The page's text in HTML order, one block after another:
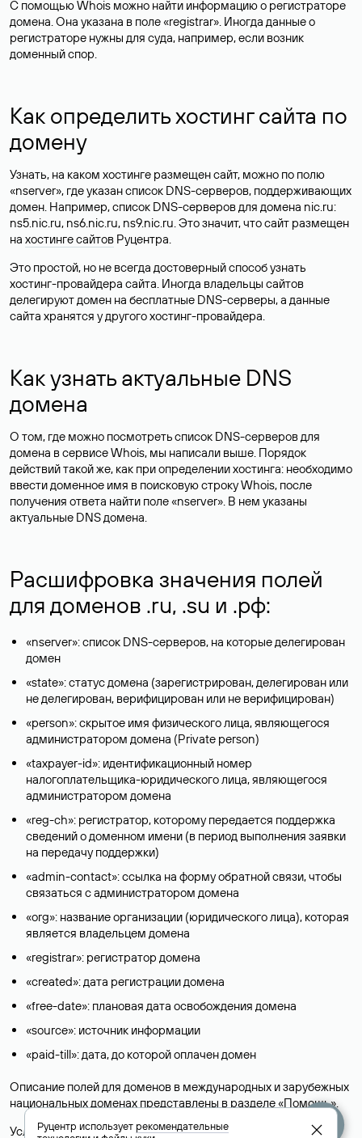
С помощью Whois можно найти информацию о регистраторе
домена. Она указана в поле «registrar». Иногда данные о
регистраторе нужны для суда, например, если возник
доменный спор.
Как определить хостинг сайта по
домену
Узнать, на каком хостинге размещен сайт, можно по полю
«nserver», где указан список DNS-серверов, поддерживающих
домен. Например, список DNS-серверов для домена nic.ru:
ns5.nic.ru, ns6.nic.ru, ns9.nic.ru. Это значит, что сайт размещен
на хостинге сайтов Руцентра.
Это простой, но не всегда достоверный способ узнать
хостинг-провайдера сайта. Иногда владельцы сайтов
делегируют домен на бесплатные DNS-серверы, а данные
сайта хранятся у другого хостинг-провайдера.
Как узнать актуальные DNS
домена
О том, где можно посмотреть список DNS-серверов для
домена в сервисе Whois, мы написали выше. Порядок
действий такой же, как при определении хостинга: необходимо
ввести доменное имя в поисковую строку Whois, после
получения ответа найти поле «nserver». В нем указаны
актуальные DNS домена.
Расшифровка значения полей
для доменов .ru, .su и .рф:
«nserver»: список DNS-серверов, на которые делегирован
домен
«state»: статус домена (зарегистрирован, делегирован или
не делегирован, верифицирован или не верифицирован)
«person»: скрытое имя физического лица, являющегося
администратором домена (Privatе person)
«taxpayer-id»: идентификационный номер
налогоплательщика-юридического лица, являющегося
администратором домена
«reg-ch»: регистратор, которому передается поддержка
сведений о доменном имени (в период выполнения заявки
на передачу поддержки)
«admin-contact»: ссылка на форму обратной связи, чтобы
связаться с администратором домена
«org»: название организации (юридического лица), которая
является владельцем домена
«registrar»: регистратор домена
«created»: дата регистрации домена
«free-date»: плановая дата освобождения домена
«source»: источник информации
«paid-till»: дата, до которой оплачен домен
Описание полей для доменов в международных и зарубежных
национальных доменах представлены в разделе «Помощь».
Условия использования Whois-сервиса
Руцентр используетрекомендательные